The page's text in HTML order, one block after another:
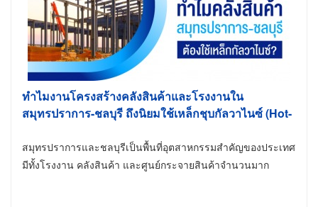
ทำไมงานโครงสร้างคลังสินค้าและโรงงานใน
สมุทรปราการ-ชลบุรี ถึงนิยมใช้เหล็กชุบกัลวาไนซ์ (Hot-
สมุทรปราการและชลบุรีเป็นพื้นที่อุตสาหกรรมสำคัญของประเทศ
มีทั้งโรงงาน คลังสินค้า และศูนย์กระจายสินค้าจำนวนมาก